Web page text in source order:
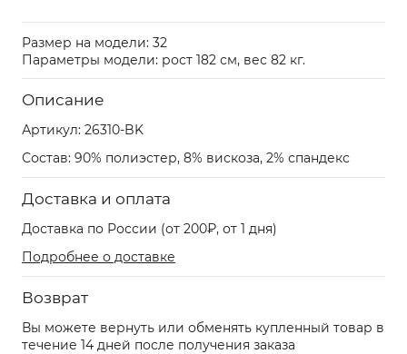
Размер на модели: 32
Параметры модели: рост 182 см, вес 82 кг.
Описание
Артикул: 26310-BK
Состав: 90% полиэстер, 8% вискоза, 2% спандекс
Доставка и оплата
Доставка по России (от 200₽, от 1 дня)
Подробнее о доставке
Возврат
Вы можете вернуть или обменять купленный товар в
течение 14 дней после получения заказа